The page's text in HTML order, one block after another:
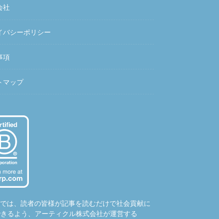
社
バシーポリシー
項
マップ
は、読者の皆様が記事を読むだけで社会貢献に
るよう、アーティクル株式会社が運営する